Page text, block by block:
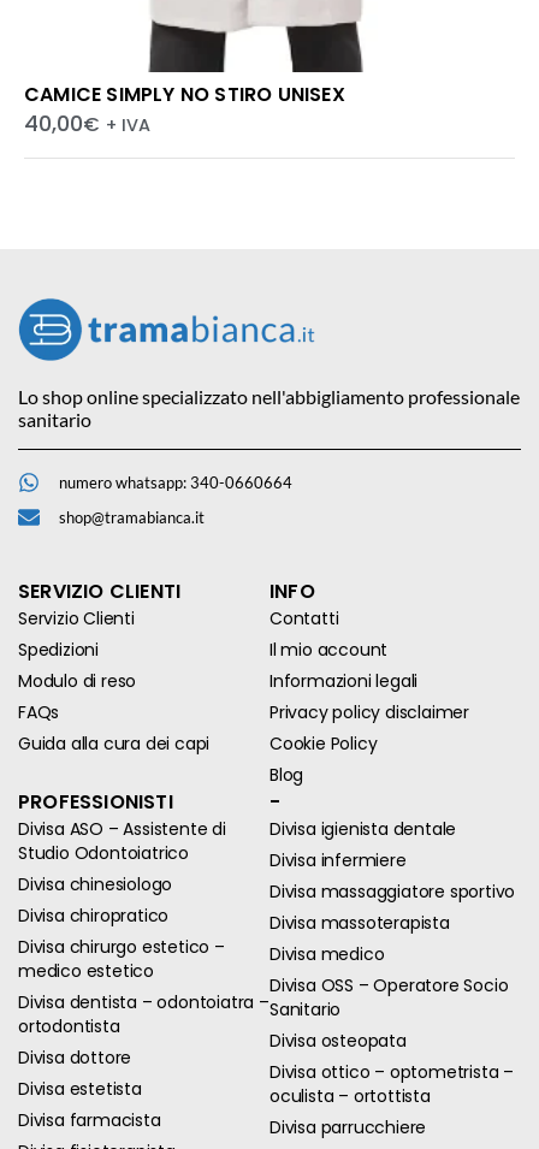
CAMICE SIMPLY NO STIRO UNISEX
40,00€ + IVA
Lo shop online specializzato nell'abbigliamento professionale
sanitario
numero whatsapp: 340-0660664
shop@tramabianca.it
SERVIZIO CLIENTI
Servizio Clienti
Spedizioni
Modulo di reso
FAQs
Guida alla cura dei capi
INFO
Contatti
Il mio account
Informazioni legali
Privacy policy disclaimer
Cookie Policy
Blog
PROFESSIONISTI
Divisa ASO – Assistente di
Studio Odontoiatrico
Divisa chinesiologo
Divisa chiropratico
Divisa chirurgo estetico –
medico estetico
Divisa dentista – odontoiatra –
ortodontista
Divisa dottore
Divisa estetista
Divisa farmacista
-
Divisa igienista dentale
Divisa infermiere
Divisa massaggiatore sportivo
Divisa massoterapista
Divisa medico
Divisa OSS – Operatore Socio
Sanitario
Divisa osteopata
Divisa ottico – optometrista –
oculista – ortottista
Divisa parrucchiere